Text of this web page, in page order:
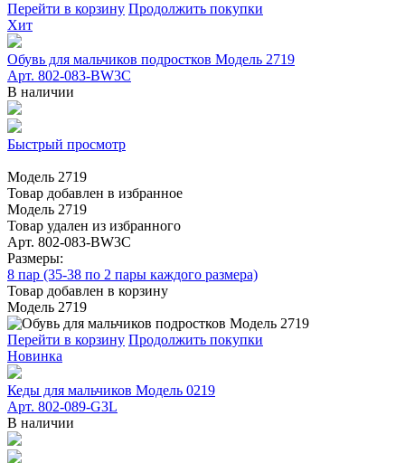
Перейти в корзину Продолжить покупки
Хит
Обувь для мальчиков подростков Модель 2719
Арт. 802-083-BW3C
В наличии
Быстрый просмотр
Модель 2719
Товар добавлен в избранное
Модель 2719
Товар удален из избранного
Арт. 802-083-BW3C
Размеры:
8 пар (35-38 по 2 пары каждого размера)
Товар добавлен в корзину
Модель 2719
Перейти в корзину Продолжить покупки
Новинка
Кеды для мальчиков Модель 0219
Арт. 802-089-G3L
В наличии